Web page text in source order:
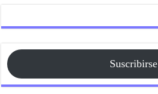
Suscribirse